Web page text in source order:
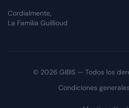
Cordialmente,
La Familia Guillioud
© 2026 GIBIS — Todos los
Condiciones